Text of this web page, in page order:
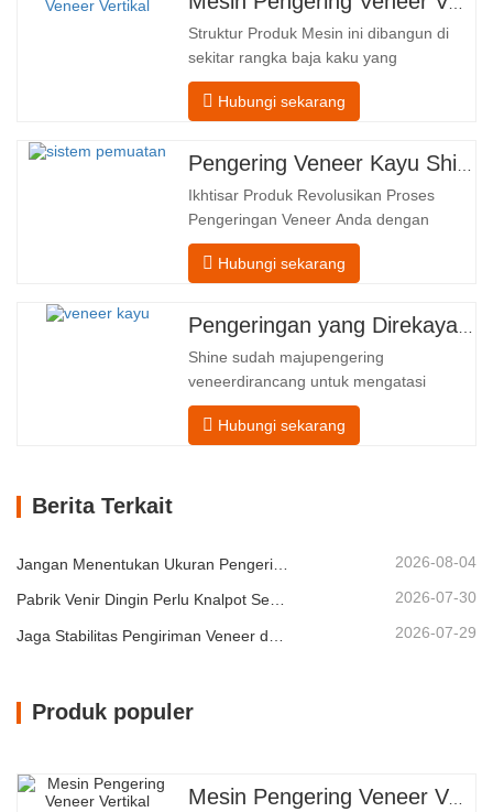
Struktur Produk Mesin ini dibangun di
sekitar rangka baja kaku yang
menopang empat zona fungsional
terintegrasi, yang diatur dalam aliran
pengeluaran. Bagian Pengumpanan–
Dilengkapi dengan konveyor pemasukan
dan mekanisme penyelarasan presisi
yang memandu setiap…
Hubungi sekarang
Ikhtisar Produk Revolusikan Proses
Pengeringan Veneer Anda dengan
Teknologi Canggih Shenghuai Roller
PengkilapPengering Veneermewakili
pengolahan. Dirancang untuk produsen
kayu lapis, pabrik veneer, dan fasilitas
produksi furnitur, produk ini
canggih pengeringan…
Hubungi sekarang
Shine sudah majupengering
veneerdirancang untuk mengatasi
tantangan paling umum
dalampengeringan veneer: kadar air
Hubungi sekarang
Berita Terkait
2026-08-04
Pabrik Venir Dingin Perlu Knalpot Sebelum Lebih Banyak Panas 2026-07-30
2026-07-29
Produk populer